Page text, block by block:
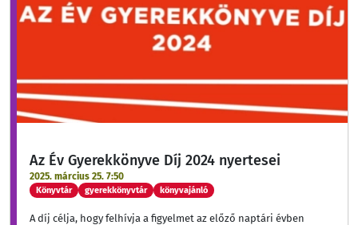
Az Év Gyerekkönyve Díj 2024 nyertesei
2025. március 25. 7:50
Könyvtár gyerekkönyvtár könyvajánló
A díj célja, hogy felhívja a figyelmet az előző naptári évben